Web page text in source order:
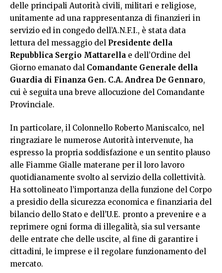
delle principali Autorità civili, militari e religiose,
unitamente ad una rappresentanza di finanzieri in
servizio ed in congedo dell’A.N.F.I., è stata data
lettura del messaggio del Presidente della
Repubblica Sergio Mattarella e dell’Ordine del
Giorno emanato dal Comandante Generale della
Guardia di Finanza Gen. C.A. Andrea De Gennaro,
cui è seguita una breve allocuzione del Comandante
Provinciale.
In particolare, il Colonnello Roberto Maniscalco, nel
ringraziare le numerose Autorità intervenute, ha
espresso la propria soddisfazione e un sentito plauso
alle Fiamme Gialle materane per il loro lavoro
quotidianamente svolto al servizio della collettività.
Ha sottolineato l’importanza della funzione del Corpo
a presidio della sicurezza economica e finanziaria del
bilancio dello Stato e dell’U.E. pronto a prevenire e a
reprimere ogni forma di illegalità, sia sul versante
delle entrate che delle uscite, al fine di garantire i
cittadini, le imprese e il regolare funzionamento del
mercato.